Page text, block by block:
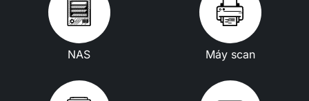
NAS Máy scan